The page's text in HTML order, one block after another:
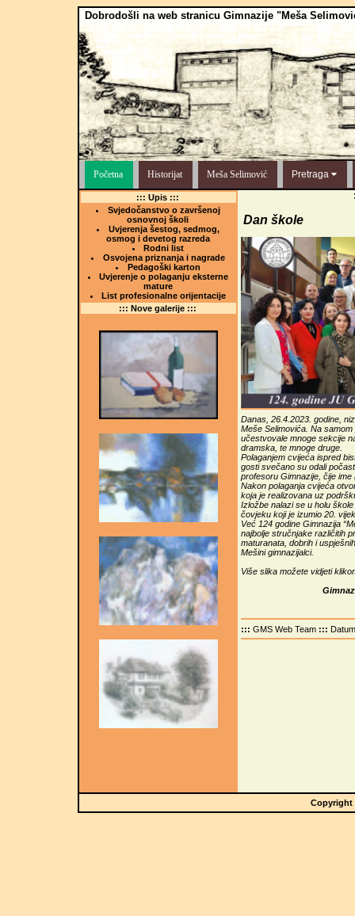
Dobrodošli na web stranicu Gimnazije "Meša
Početna Historijat Meša Selimović Pretraga
::: Upis :::
Svjedočanstvo o završenoj
osnovnoj školi
Uvjerenja šestog, sedmog,
osmog i devetog razreda
Rodni list
Osvojena priznanja i nagrade
Pedagoški karton
Uvjerenje o polaganju eksterne
mature
List profesionalne orijentacije
::: Nove galerije :::
Dan škole
Danas, 26.4.2023. godine,
Meše Selimovića. Na
učestvovale mnoge sekcije
dramska, te mnoge druge.
Polaganjem cvijeća ispred
gosti svečano su odali
profesoru Gimnazije, čije
Nakon polaganja cvijeća
koja je realizovana uz
Izložbe nalazi se u holu
čovjeku koji je izumio 20.
Već 124 godine Gimnazija
najbolje stručnjake različitih
maturanata, dobrih i
Mešini gimnazijalci.
Više slika možete vidjeti
::: GMS Web Team :::
Copyright